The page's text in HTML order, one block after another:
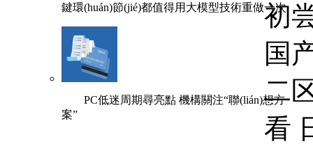
鍵環(huán)節(jié)都值得用大模型技術重做一次
PC低迷周期尋亮點 機構關注“聯(lián)想方
案”